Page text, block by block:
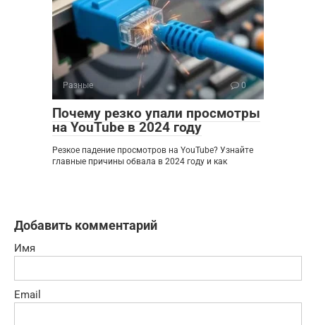
Разные 0
Почему резко упали просмотры
на YouTube в 2024 году
Резкое падение просмотров на YouTube? Узнайте
главные причины обвала в 2024 году и как
Добавить комментарий
Имя
Email